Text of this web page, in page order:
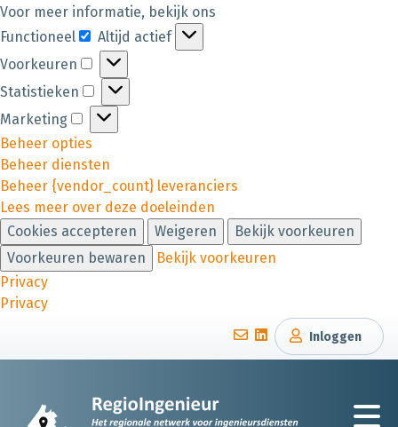
Voor meer informatie, bekijk ons
Functioneel
Altijd actief
Voorkeuren
Statistieken
Marketing
Beheer opties
Beheer diensten
Beheer {vendor_count} leveranciers
Lees meer over deze doeleinden
Cookies accepteren
Weigeren
Bekijk voorkeuren
Voorkeuren bewaren
Bekijk voorkeuren
Privacy
Privacy
Inloggen